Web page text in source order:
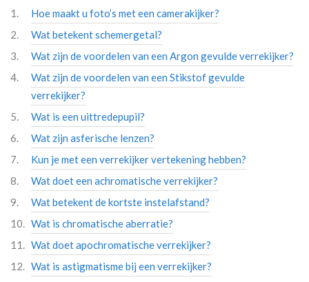
Hoe maakt u foto’s met een camerakijker?
Wat betekent schemergetal?
Wat zijn de voordelen van een Argon gevulde verrekijker?
Wat zijn de voordelen van een Stikstof gevulde
verrekijker?
Wat is een uittredepupil?
Wat zijn asferische lenzen?
Kun je met een verrekijker vertekening hebben?
Wat doet een achromatische verrekijker?
Wat betekent de kortste instelafstand?
Wat is chromatische aberratie?
Wat doet apochromatische verrekijker?
Wat is astigmatisme bij een verrekijker?